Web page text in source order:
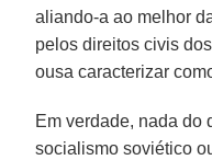
aliando-a ao melhor
pelos direitos civis
ousa caracterizar
Em verdade, nada do
socialismo soviético